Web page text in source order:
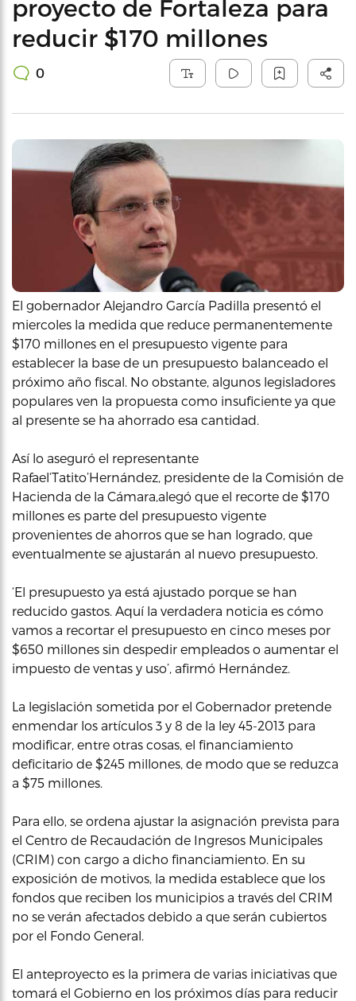
proyecto de Fortaleza para
reducir $170 millones
0
El gobernador Alejandro García Padilla presentó el
miercoles la medida que reduce permanentemente
$170 millones en el presupuesto vigente para
establecer la base de un presupuesto balanceado el
próximo año fiscal. No obstante, algunos legisladores
populares ven la propuesta como insuficiente ya que
al presente se ha ahorrado esa cantidad.
Así lo aseguró el representante
Rafael‘Tatito’Hernández, presidente de la Comisión de
Hacienda de la Cámara,alegó que el recorte de $170
millones es parte del presupuesto vigente
provenientes de ahorros que se han logrado, que
eventualmente se ajustarán al nuevo presupuesto.
‘El presupuesto ya está ajustado porque se han
reducido gastos. Aquí la verdadera noticia es cómo
vamos a recortar el presupuesto en cinco meses por
$650 millones sin despedir empleados o aumentar el
impuesto de ventas y uso’, afirmó Hernández.
La legislación sometida por el Gobernador pretende
enmendar los artículos 3 y 8 de la ley 45-2013 para
modificar, entre otras cosas, el financiamiento
deficitario de $245 millones, de modo que se reduzca
a $75 millones.
Para ello, se ordena ajustar la asignación prevista para
el Centro de Recaudación de Ingresos Municipales
(CRIM) con cargo a dicho financiamiento. En su
exposición de motivos, la medida establece que los
fondos que reciben los municipios a través del CRIM
no se verán afectados debido a que serán cubiertos
por el Fondo General.
El anteproyecto es la primera de varias iniciativas que
tomará el Gobierno en los próximos días para reducir